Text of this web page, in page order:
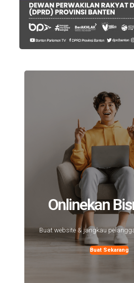
Onlinekan
Buat website & jangkau
Buat Sekarang